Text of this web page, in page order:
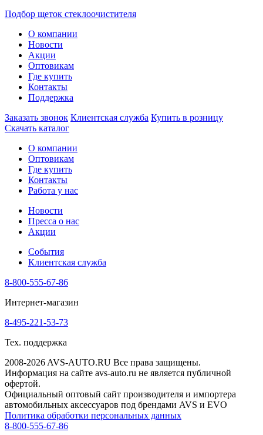
Подбор щеток стеклоочистителя
О компании
Новости
Акции
Оптовикам
Где купить
Контакты
Поддержка
Заказать звонок Клиентская служба Купить в розницу
Скачать каталог
О компании
Оптовикам
Где купить
Контакты
Работа у нас
Новости
Пресса о нас
Акции
События
Клиентская служба
8-800-555-67-86
Интернет-магазин
8-495-221-53-73
Тех. поддержка
2008-2026 AVS-AUTO.RU Все права защищены.
Информация на сайте avs-auto.ru не является публичной
офертой.
Официальный оптовый сайт производителя и импортера
автомобильных аксессуаров под брендами AVS и EVO
Политика обработки персональных данных
8-800-555-67-86